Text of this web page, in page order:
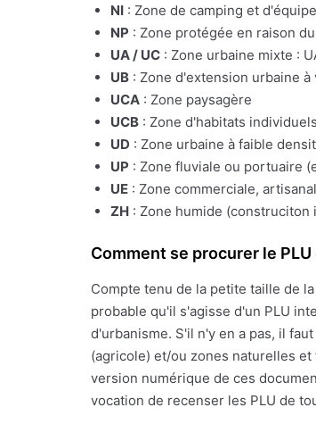
NI : Zone de camping et
NP : Zone protégée en raison
UA / UC : Zone urbaine mixte :
UB : Zone d'extension urbaine
UCA : Zone paysagère
UCB : Zone d'habitats
UD : Zone urbaine à faible
UP : Zone fluviale ou portuaire
UE : Zone commerciale,
ZH : Zone humide
Comment se procurer le
Compte tenu de la petite taille de
probable qu'il s'agisse d'un PLU
d'urbanisme. S'il n'y en a pas, il
(agricole) et/ou zones naturelles
version numérique de ces
vocation de recenser les PLU de